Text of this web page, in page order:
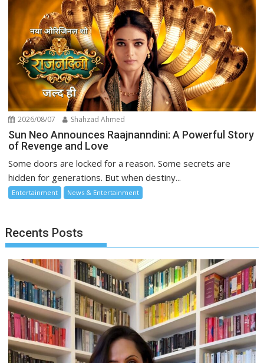
2026/08/07 Shahzad Ahmed
Sun Neo Announces Raajnanndini: A Powerful Story
of Revenge and Love
Some doors are locked for a reason. Some secrets are
hidden for generations. But when destiny...
Entertainment News & Entertainment
Recents Posts